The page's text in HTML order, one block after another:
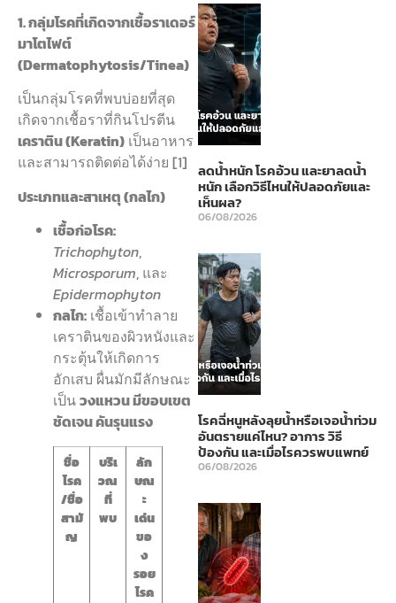
1. กลุ่มโรคที่เกิดจากเชื้อราเดอร์
มาโตไฟต์
(Dermatophytosis/Tinea)
เป็นกลุ่มโรคที่พบบ่อยที่สุด
เกิดจากเชื้อราที่กินโปรตีน
เคราติน (Keratin) เป็นอาหาร
และสามารถติดต่อได้ง่าย [1]
ประเภทและสาเหตุ (กลไก)
เชื้อก่อโรค:
Trichophyton,
Microsporum, และ
Epidermophyton
กลไก: เชื้อเข้าทำลาย
เคราตินของผิวหนังและ
กระตุ้นให้เกิดการ
อักเสบ ผื่นมักมีลักษณะ
เป็นวงแหวน มีขอบเขต
ชัดเจน คันรุนแรง
ชื่อ
โรค
/ชื่อ
สามั
ญ
บริเ
วณ
ที่
พบ
ลัก
ษณ
ะ
เด่น
ขอ
ง
รอย
โรค
ลดน้ำหนัก โรคอ้วน และยาลดน้ำ
หนัก เลือกวิธีไหนให้ปลอดภัยและ
เห็นผล?
06/08/2026
โรคฉี่หนูหลังลุยน้ำหรือเจอน้ำท่วม
อันตรายแค่ไหน? อาการ วิธี
ป้องกัน และเมื่อไรควรพบแพทย์
06/08/2026